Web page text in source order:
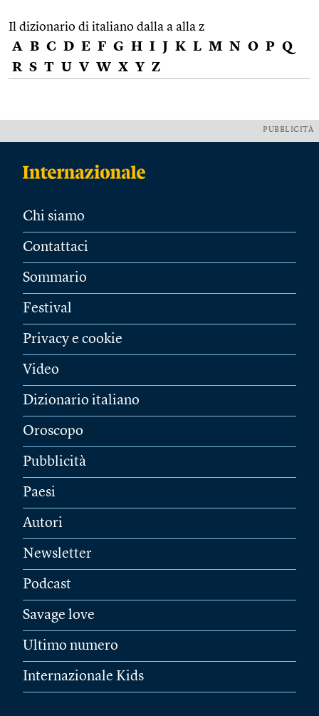
Il dizionario di italiano dalla a alla z
A B C D E F G H I J K L M N O P Q
R S T U V W X Y Z
PUBBLICITÀ
Chi siamo
Contattaci
Sommario
Festival
Privacy e cookie
Video
Dizionario italiano
Oroscopo
Pubblicità
Paesi
Autori
Newsletter
Podcast
Savage love
Ultimo numero
Internazionale Kids